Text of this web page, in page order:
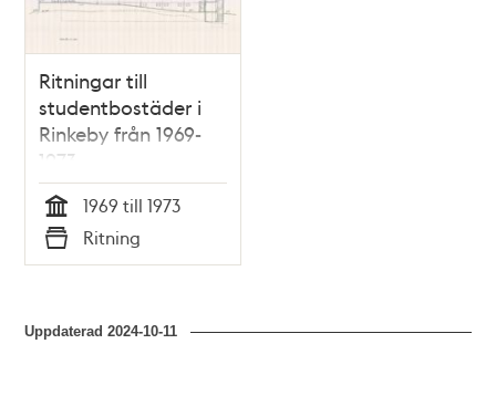
Ritningar till
studentbostäder i
Rinkeby från 1969-
1973
Tid
1969 till 1973
Typ
Ritning
Uppdaterad2024-10-11